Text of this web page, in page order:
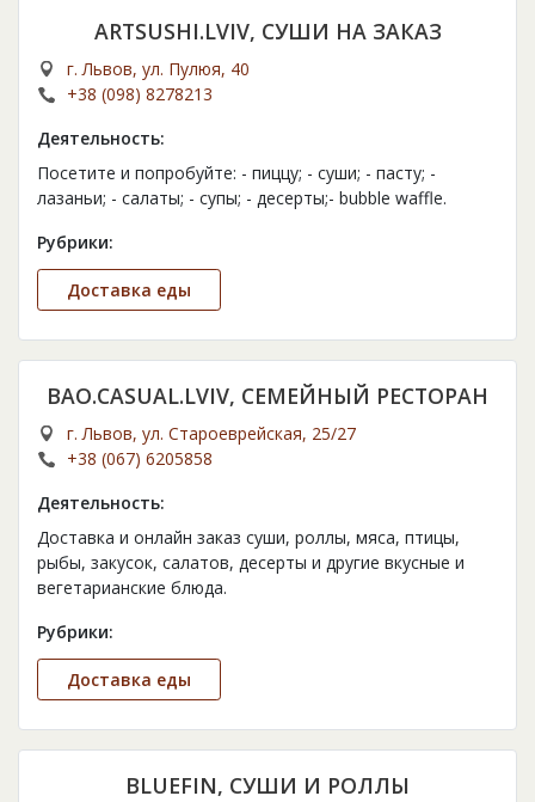
ARTSUSHI.LVIV, СУШИ НА ЗАКАЗ
г. Львов, ул. Пулюя, 40
+38 (098) 8278213
Деятельность:
Посетите и попробуйте: - пиццу; - суши; - пасту; -
лазаньи; - салаты; - супы; - десерты;- bubble waffle.
Рубрики:
Доставка еды
BAO.CASUAL.LVIV, СЕМЕЙНЫЙ РЕСТОРАН
г. Львов, ул. Староеврейская, 25/27
+38 (067) 6205858
Деятельность:
Доставка и онлайн заказ суши, роллы, мяса, птицы,
рыбы, закусок, салатов, десерты и другие вкусные и
вегетарианские блюда.
Рубрики:
Доставка еды
BLUEFIN, СУШИ И РОЛЛЫ